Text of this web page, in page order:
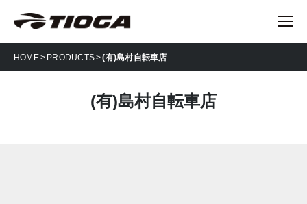
HOME PRODUCTS (有)島村自転車店
(有)島村自転車店